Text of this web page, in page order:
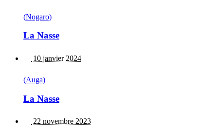
(Nogaro)
La Nasse
10 janvier 2024
(Auga)
La Nasse
22 novembre 2023